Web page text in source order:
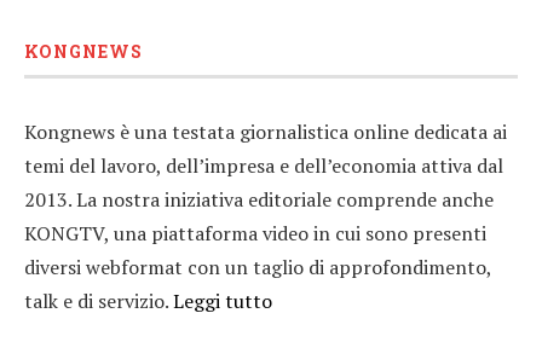
KONGNEWS
Kongnews è una testata giornalistica online dedicata ai
temi del lavoro, dell’impresa e dell’economia attiva dal
2013. La nostra iniziativa editoriale comprende anche
KONGTV, una piattaforma video in cui sono presenti
diversi webformat con un taglio di approfondimento,
talk e di servizio.Leggi tutto